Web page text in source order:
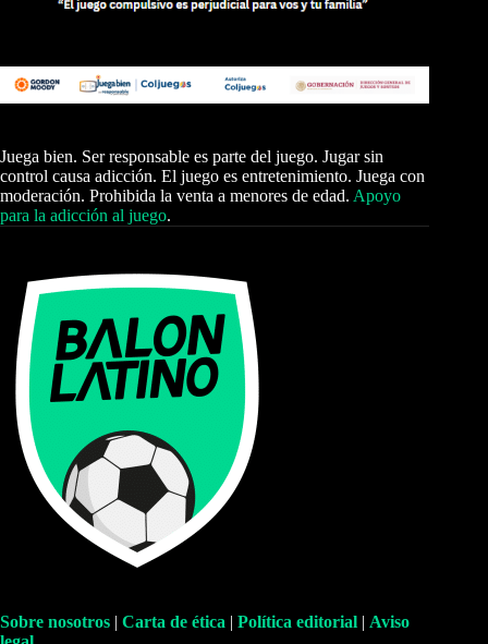
Juega bien. Ser responsable es parte del juego. Jugar sin
control causa adicción. El juego es entretenimiento. Juega con
moderación. Prohibida la venta a menores de edad. Apoyo
para la adicción al juego.
Sobre nosotros | Carta de ética | Política editorial | Aviso